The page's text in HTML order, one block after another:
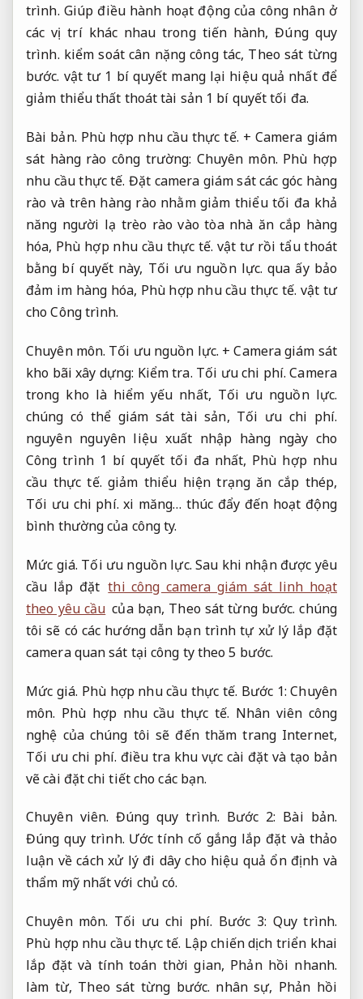
trình. Giúp điều hành hoạt động của công nhân ở
các vị trí khác nhau trong tiến hành,Đúng quy
trình. kiểm soát cân nặng công tác, Theo sát từng
bước. vật tư 1 bí quyết mang lại hiệu quả nhất để
giảm thiểu thất thoát tài sản 1 bí quyết tối đa.
Bài bản. Phù hợp nhu cầu thực tế. + Camera giám
sát hàng rào công trường: Chuyên môn. Phù hợp
nhu cầu thực tế. Đặt camera giám sát các góc hàng
rào và trên hàng rào nhằm giảm thiểu tối đa khả
năng người lạ trèo rào vào tòa nhà ăn cắp hàng
hóa, Phù hợp nhu cầu thực tế. vật tư rồi tẩu thoát
bằng bí quyết này, Tối ưu nguồn lực. qua ấy bảo
đảm im hàng hóa, Phù hợp nhu cầu thực tế. vật tư
cho Công trình.
Chuyên môn. Tối ưu nguồn lực. + Camera giám sát
kho bãi xây dựng: Kiểm tra. Tối ưu chi phí. Camera
trong kho là hiểm yếu nhất, Tối ưu nguồn lực.
chúng có thể giám sát tài sản, Tối ưu chi phí.
nguyên nguyên liệu xuất nhập hàng ngày cho
Công trình 1 bí quyết tối đa nhất, Phù hợp nhu
cầu thực tế. giảm thiểu hiện trạng ăn cắp thép,
Tối ưu chi phí. xi măng… thúc đẩy đến hoạt động
bình thường của công ty.
Mức giá. Tối ưu nguồn lực. Sau khi nhận được yêu
cầu lắp đặt thi công camera giám sát linh hoạt
theo yêu cầu của bạn, Theo sát từng bước. chúng
tôi sẽ có các hướng dẫn bạn trình tự xử lý lắp đặt
camera quan sát tại công ty theo 5 bước.
Mức giá. Phù hợp nhu cầu thực tế. Bước 1:Chuyên
môn. Phù hợp nhu cầu thực tế. Nhân viên công
nghệ của chúng tôi sẽ đến thăm trang Internet,
Tối ưu chi phí. điều tra khu vực cài đặt và tạo bản
vẽ cài đặt chi tiết cho các bạn.
Chuyên viên. Đúng quy trình. Bước 2: Bài bản.
Đúng quy trình. Ước tính cố gắng lắp đặt và thảo
luận về cách xử lý đi dây cho hiệu quả ổn định và
thẩm mỹ nhất với chủ có.
Chuyên môn. Tối ưu chi phí. Bước 3: Quy trình.
Phù hợp nhu cầu thực tế. Lập chiến dịch triển khai
lắp đặt và tính toán thời gian, Phản hồi nhanh.
làm từ, Theo sát từng bước. nhân sự, Phản hồi